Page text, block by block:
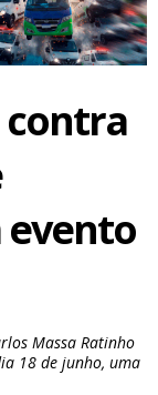
contra
evento
Massa Ratinho
18 de junho, uma